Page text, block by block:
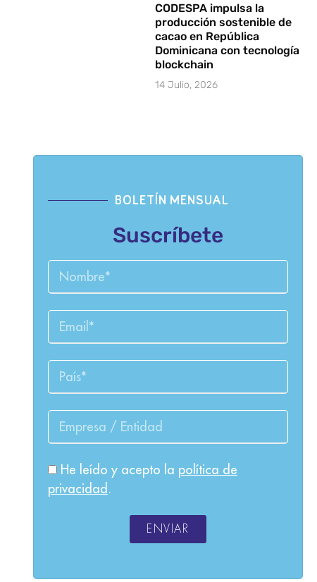
CODESPA impulsa la
producción sostenible de
cacao en República
Dominicana con tecnología
blockchain
14 Julio, 2026
BOLETÍN MENSUAL
Suscríbete
He leído y acepto la política de
privacidad .
ENVIAR